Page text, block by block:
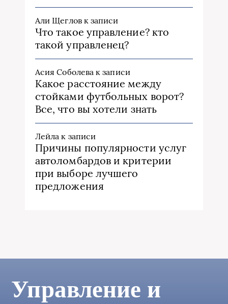
Али Щегловк записи
Что такое управление? кто
такой управленец?
Асия Соболева к записи
Какое расстояние между
стойками футбольных ворот?
Все, что вы хотели знать
Лейла к записи
Причины популярности услуг
автоломбардов и критерии
при выборе лучшего
предложения
Управление и